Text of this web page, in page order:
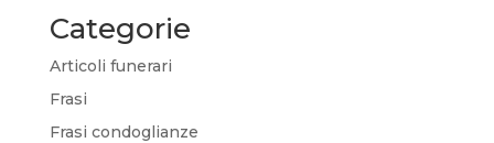
Categorie
Articoli funerari
Frasi
Frasi condoglianze